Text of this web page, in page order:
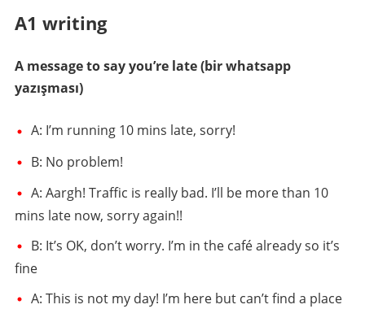
A1 writing
A message to say you’re late (bir whatsapp
yazışması)
A: I’m running 10 mins late, sorry!
B: No problem!
A: Aargh! Traffic is really bad. I’ll be more than 10
mins late now, sorry again!!
B: It’s OK, don’t worry. I’m in the café already so it’s
fine
A: This is not my day! I’m here but can’t find a place